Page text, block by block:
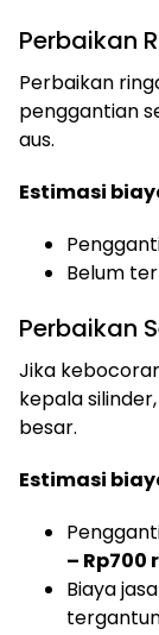
Perbaikan
Perbaikan
penggantian
aus.
Estimasi
Belum
Perbaikan
Jika
kepala
besar.
Estimasi
– Rp700
Biaya